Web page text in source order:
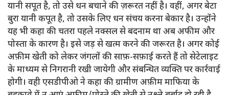
यानी सपूत है, तो उसे धन बचाने की ज़रूरत नहीं है। वहीं, अगर बेटा
बुरा यानी कपूत है, तो उसके लिए धन संचय करना बेकार है। उन्होंने
यह भी कहा की चतरा पहले नक्सल से बदनाम था अब अफीम और
पोस्ता के कारण है। इसे जड़ से खत्म करने की जरूरत है। अगर कोई
अफ़ीम खेती को लेकर जंगलों की साफ़-सफ़ाई करते हैं तो सेटेलाइट
के माध्यम से निगरानी रखी जायेगी और संबन्धित व्यक्ति पर कार्रवाई
होगी। वही एसडीपीओ ने कहा की ग्रामीण अफ़ीम माफिया के